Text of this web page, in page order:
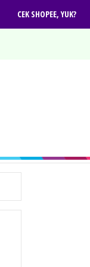
CEK SHOPEE, YUK?